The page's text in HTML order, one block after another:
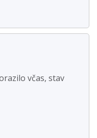
včas, stav